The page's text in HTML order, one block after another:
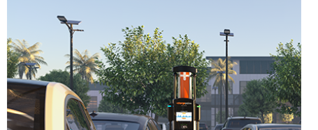
Ricarica aziendale